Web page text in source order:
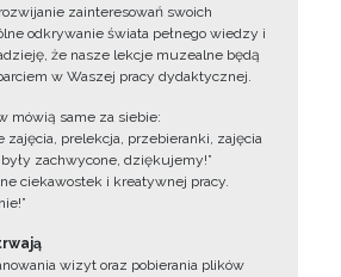
zainteresowań swoich
odkrywanie świata pełnego wiedzy i
że nasze lekcje muzealne będą
w Waszej pracy dydaktycznej.
mówią same za siebie:
zajęcia, prelekcja, przebieranki, zajęcia
zachwycone, dziękujemy!”
ciekawostek i kreatywnej pracy.
wizyt oraz pobierania plików